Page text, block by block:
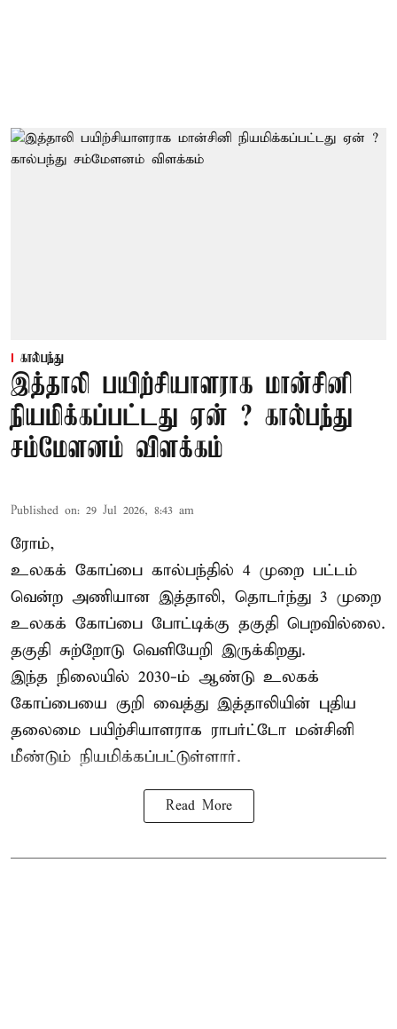
கால்பந்து
இத்தாலி பயிற்சியாளராக மான்சினி
நியமிக்கப்பட்டது ஏன் ? கால்பந்து
சம்மேளனம் விளக்கம்
Published on: 29 Jul 2026, 8:43 am
ரோம்,
உலகக் கோப்பை கால்பந்தில் 4 முறை பட்டம்
வென்ற அணியான இத்தாலி, தொடர்ந்து 3 முறை
உலகக் கோப்பை போட்டிக்கு தகுதி பெறவில்லை.
தகுதி சுற்றோடு வெளியேறி இருக்கிறது.
இந்த நிலையில் 2030-ம் ஆண்டு உலகக்
கோப்பையை குறி வைத்து இத்தாலியின் புதிய
தலைமை பயிற்சியாளராக ராபர்ட்டோ மன்சினி
மீண்டும் நியமிக்கப்பட்டுள்ளார்.
Read More